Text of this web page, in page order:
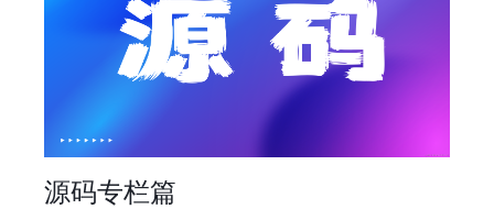
源码专栏篇